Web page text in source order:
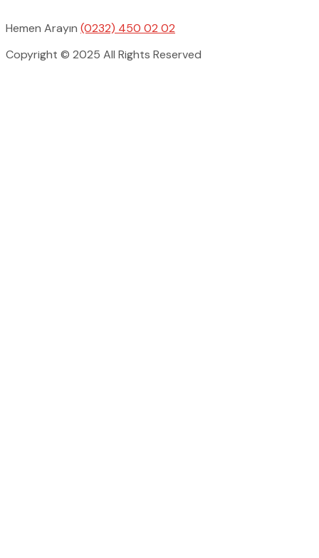
Hemen Arayın (0232) 450 02 02
Copyright © 2025 All Rights Reserved